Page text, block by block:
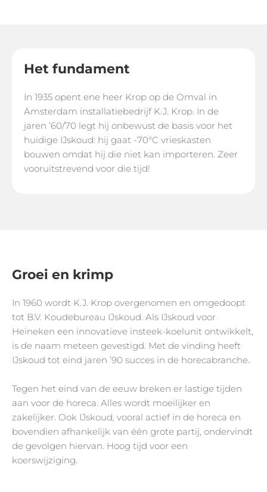
Het fundament
In 1935 opent ene heer Krop op de Omval in
Amsterdam installatiebedrijf K.J. Krop. In de
jaren ’60/70 legt hij onbewust de basis voor het
huidige IJskoud: hij gaat -70°C vrieskasten
bouwen omdat hij die niet kan importeren. Zeer
vooruitstrevend voor die tijd!
Groei en krimp
In 1960 wordt K.J. Krop overgenomen en omgedoopt
tot B.V. Koudebureau IJskoud. Als IJskoud voor
Heineken een innovatieve insteek-koelunit ontwikkelt,
is de naam meteen gevestigd. Met de vinding heeft
IJskoud tot eind jaren ’90 succes in de horecabranche.
Tegen het eind van de eeuw breken er lastige tijden
aan voor de horeca. Alles wordt moeilijker en
zakelijker. Ook IJskoud, vooral actief in de horeca en
bovendien afhankelijk van één grote partij, ondervindt
de gevolgen hiervan. Hoog tijd voor een
koerswijziging.